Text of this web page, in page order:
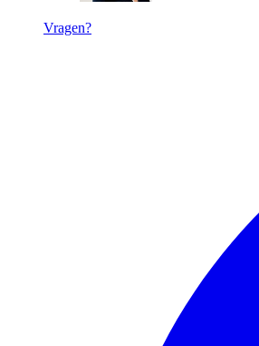
Vragen?